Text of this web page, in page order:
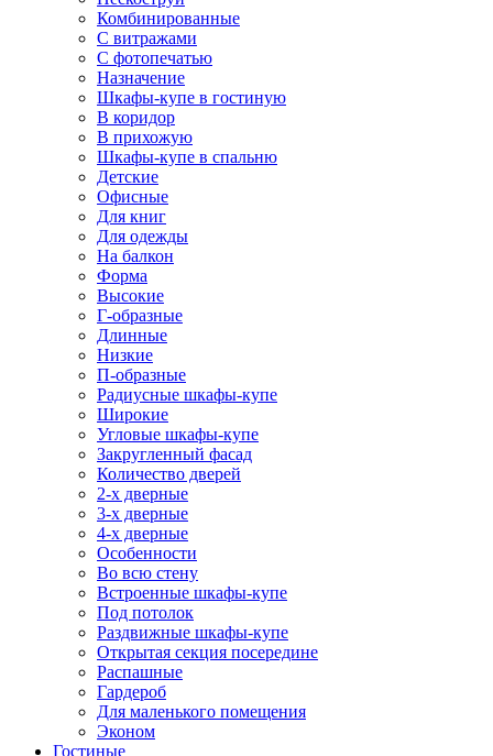
Комбинированные
С витражами
С фотопечатью
Назначение
Шкафы-купе в гостиную
В коридор
В прихожую
Шкафы-купе в спальню
Детские
Офисные
Для книг
Для одежды
На балкон
Форма
Высокие
Г-образные
Длинные
Низкие
П-образные
Радиусные шкафы-купе
Широкие
Угловые шкафы-купе
Закругленный фасад
Количество дверей
2-х дверные
3-х дверные
4-х дверные
Особенности
Во всю стену
Встроенные шкафы-купе
Под потолок
Раздвижные шкафы-купе
Открытая секция посередине
Распашные
Гардероб
Для маленького помещения
Эконом
Гостиные